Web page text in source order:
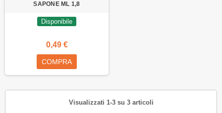
SAPONE ML 1,8
Disponibile
0,49 €
COMPRA
Visualizzati 1-3 su 3 articoli